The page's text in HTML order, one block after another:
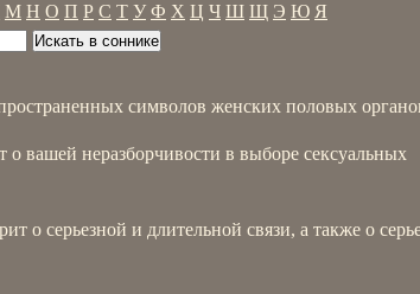
М Н О П Р С Т У Ф Х Ц Ч Ш Щ Э Ю Я
символов женских половых
о вашей неразборчивости в выборе сексуальных
о серьезной и длительной связи, а также о